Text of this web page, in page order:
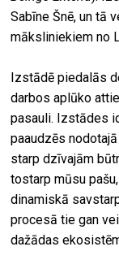
Sabīne Šnē, un tā
māksliniekiem no
Izstādē piedalās
darbos aplūko
pasauli. Izstādes
paaudzēs
starp dzīvajām
tostarp mūsu
dinamiskā
procesā tie gan
dažādas